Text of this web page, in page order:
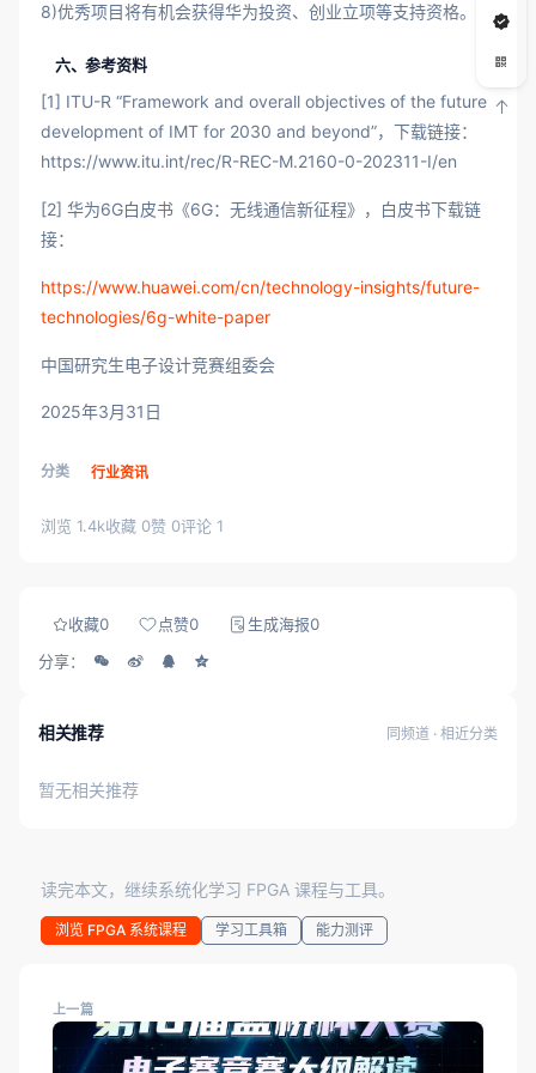
8)优秀项目将有机会获得华为投资、创业立项等支持资格。
六、参考资料
[1] ITU-R “Framework and overall objectives of the future
development of IMT for 2030 and beyond”，下载链接：
https://www.itu.int/rec/R-REC-M.2160-0-202311-I/en
[2] 华为6G白皮书《6G：无线通信新征程》，白皮书下载链
接：
https://www.huawei.com/cn/technology-insights/future-
technologies/6g-white-paper
中国研究生电子设计竞赛组委会
2025年3月31日
分类 行业资讯
浏览 1.4k收藏 0赞 0评论 1
收藏0 点赞0 生成海报0
分享：
相关推荐 同频道 · 相近分类
暂无相关推荐
读完本文，继续系统化学习 FPGA 课程与工具。
浏览 FPGA 系统课程 学习工具箱 能力测评
上一篇